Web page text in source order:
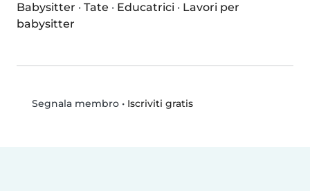
Babysitter · Tate · Educatrici · Lavori per
babysitter
Segnala membro• Iscriviti gratis